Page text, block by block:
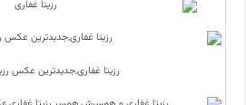
رزیتا غفاری,جدیدترین عکس